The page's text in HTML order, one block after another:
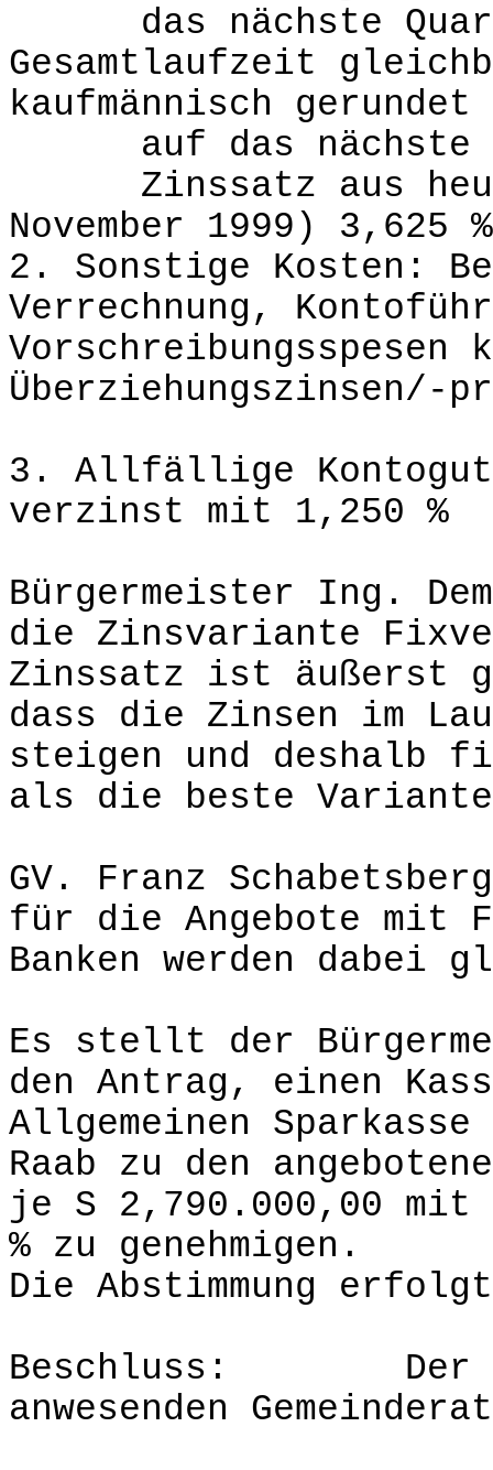
das nächste
Gesamtlaufzeit
kaufmännisch gerundet
auf das nächste
Zinssatz aus
November 1999) 3,625 %
2. Sonstige Kosten:
Verrechnung,
Vorschreibungsspesen
Überziehungszinsen/-
3. Allfällige
verzinst mit 1,250 %
Bürgermeister Ing.
die Zinsvariante
Zinssatz ist äußerst
dass die Zinsen im
steigen und deshalb
als die beste
GV. Franz
für die Angebote mit
Banken werden dabei
Es stellt der
den Antrag, einen
Allgemeinen
Raab zu den
je S 2,790.000,00 mit
% zu genehmigen.
Die Abstimmung
Beschluss: Der
anwesenden